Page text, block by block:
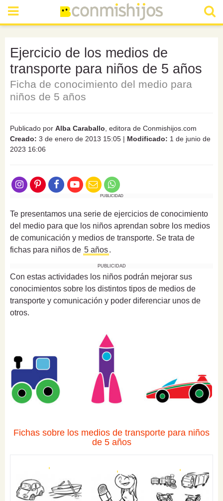
Ejercicio de los medios de
transporte para niños de 5 años
Ficha de conocimiento del medio para
niños de 5 años
Publicado por Alba Caraballo , editora de Conmishijos.com
Creado: 3 de enero de 2013 15:05 | Modificado: 1 de junio de
2023 16:06
PUBLICIDAD
Te presentamos una serie de ejercicios de conocimiento
del medio para que los niños aprendan sobre los medios
de comunicación y medios de transporte. Se trata de
fichas para niños de 5 años.
PUBLICIDAD
Con estas actividades los niños podrán mejorar sus
conocimientos sobre los distintos tipos de medios de
transporte y comunicación y poder diferenciar unos de
otros.
Fichas sobre los medios de transporte para niños
de 5 años